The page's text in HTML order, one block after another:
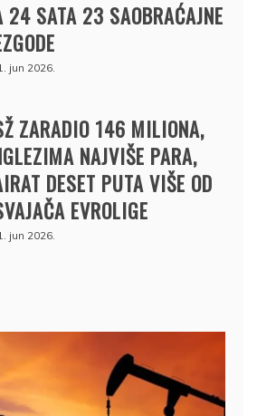
24 SATA 23 SAOBRAĆAJNE
jun 2026.
ZARADIO 146 MILIONA,
NAJVIŠE PARA,
DESET PUTA VIŠE OD
EVROLIGE
jun 2026.